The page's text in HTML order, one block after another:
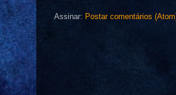
Assinar: Postar comentários